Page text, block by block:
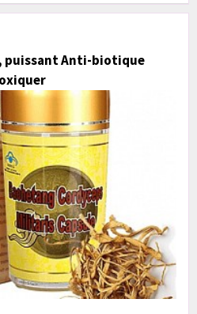
puissant Anti-biotique